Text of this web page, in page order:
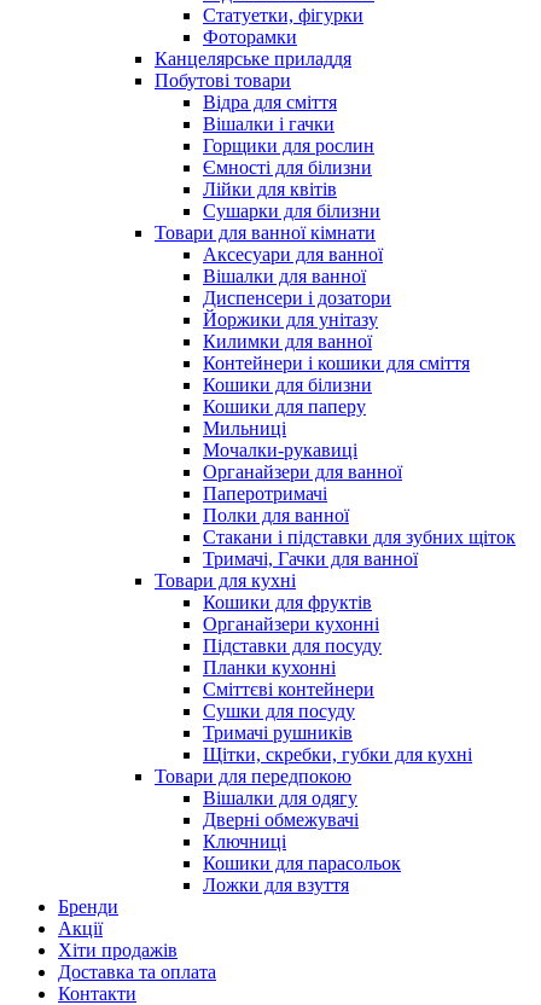
Статуетки, фігурки
Фоторамки
Канцелярське приладдя
Побутові товари
Відра для сміття
Вішалки і гачки
Горщики для рослин
Ємності для білизни
Лійки для квітів
Сушарки для білизни
Товари для ванної кімнати
Аксесуари для ванної
Вішалки для ванної
Диспенсери і дозатори
Йоржики для унітазу
Килимки для ванної
Контейнери і кошики для сміття
Кошики для білизни
Кошики для паперу
Мильниці
Мочалки-рукавиці
Органайзери для ванної
Паперотримачі
Полки для ванної
Стакани і підставки для зубних щіток
Тримачі, Гачки для ванної
Товари для кухні
Кошики для фруктів
Органайзери кухонні
Підставки для посуду
Планки кухонні
Сміттєві контейнери
Сушки для посуду
Тримачі рушників
Щітки, скребки, губки для кухні
Товари для передпокою
Вішалки для одягу
Дверні обмежувачі
Ключниці
Кошики для парасольок
Ложки для взуття
Бренди
Акції
Хіти продажів
Доставка та оплата
Контакти